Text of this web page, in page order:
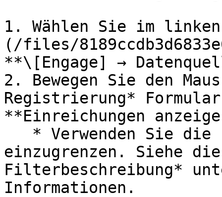
1. Wählen Sie im
(/files/
**\[Engage] →
2. Bewegen Sie den
Registrierung*
**Einreichungen
einzugrenzen. Siehe
Filterbeschreibung*
Informationen.